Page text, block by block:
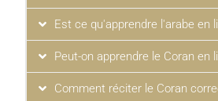
Est ce qu'apprendre l'arabe en
Peut-on apprendre le Coran en
Comment réciter le Coran